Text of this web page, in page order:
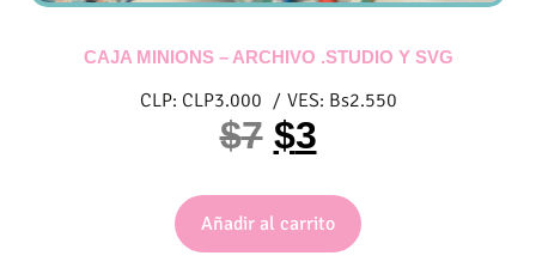
CAJA MINIONS – ARCHIVO .STUDIO Y SVG
CLP: CLP3.000 / VES: Bs2.550
$7 $3
Añadir al carrito